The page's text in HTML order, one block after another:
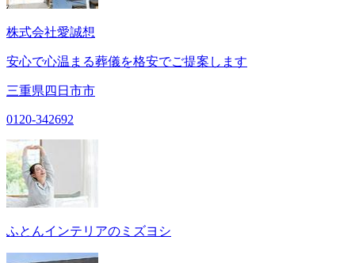
株式会社愛誠想
安心で心温まる葬儀を格安でご提案します
三重県四日市市
0120-342692
ふとんインテリアのミズヨシ